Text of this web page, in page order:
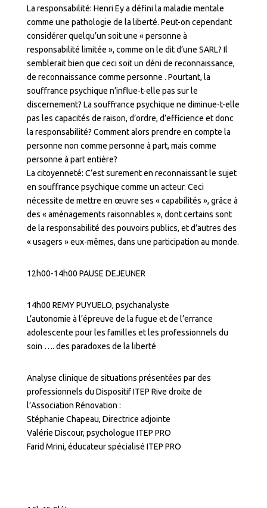
La responsabilité: Henri Ey a défini la maladie mentale
comme une pathologie de la liberté. Peut-on cependant
considérer quelqu’un soit une « personne à
responsabilité limitée », comme on le dit d’une SARL? Il
semblerait bien que ceci soit un déni de reconnaissance,
de reconnaissance comme personne . Pourtant, la
souffrance psychique n’influe-t-elle pas sur le
discernement? La souffrance psychique ne diminue-t-elle
pas les capacités de raison, d’ordre, d’efficience et donc
la responsabilité? Comment alors prendre en compte la
personne non comme personne à part, mais comme
personne à part entière?
La citoyenneté: C’est surement en reconnaissant le sujet
en souffrance psychique comme un acteur. Ceci
nécessite de mettre en œuvre ses « capabilités », grâce à
des « aménagements raisonnables », dont certains sont
de la responsabilité des pouvoirs publics, et d’autres des
« usagers » eux-mêmes, dans une participation au monde.
12h00-14h00 PAUSE DEJEUNER
14h00 REMY PUYUELO, psychanalyste
L’autonomie à l’épreuve de la fugue et de l’errance
adolescente pour les familles et les professionnels du
soin …. des paradoxes de la liberté
Analyse clinique de situations présentées par des
professionnels du Dispositif ITEP Rive droite de
l’Association Rénovation :
Stéphanie Chapeau, Directrice adjointe
Valérie Discour, psychologue ITEP PRO
Farid Mrini, éducateur spécialisé ITEP PRO